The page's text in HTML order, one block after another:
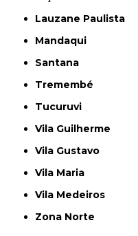
Lauzane Paulista
Mandaqui
Santana
Tremembé
Tucuruvi
Vila Guilherme
Vila Gustavo
Vila Maria
Vila Medeiros
Zona Norte